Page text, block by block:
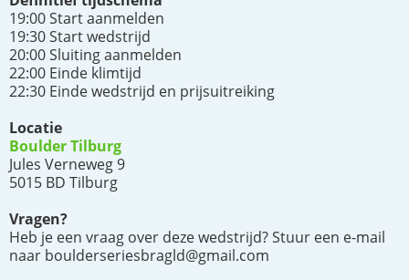
19:00 Start aanmelden
19:30 Start wedstrijd
20:00 Sluiting aanmelden
22:00 Einde klimtijd
22:30 Einde wedstrijd en prijsuitreiking
Locatie
Boulder Tilburg
Jules Verneweg 9
5015 BD Tilburg
Vragen?
Heb je een vraag over deze wedstrijd? Stuur een e-mail
naar boulderseriesbragld@gmail.com